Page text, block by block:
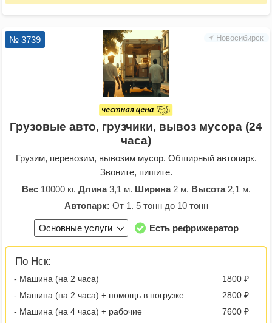
Новосибирск
№ 3739
Грузовые авто, грузчики, вывоз мусора (24
часа)
Грузим, перевозим, вывозим мусор. Обширный автопарк.
Звоните, пишите.
Вес10000 кг. Длина3,1 м. Ширина2 м. Высота2,1 м.
Автопарк: От 1. 5 тонн до 10 тонн
Основные услуги Есть рефрижератор
По Нск:
- Машина (на 2 часа)
1800 ₽
- Машина (на 2 часа) + помощь в погрузке
2800 ₽
- Машина (на 4 часа) + рабочие
7600 ₽